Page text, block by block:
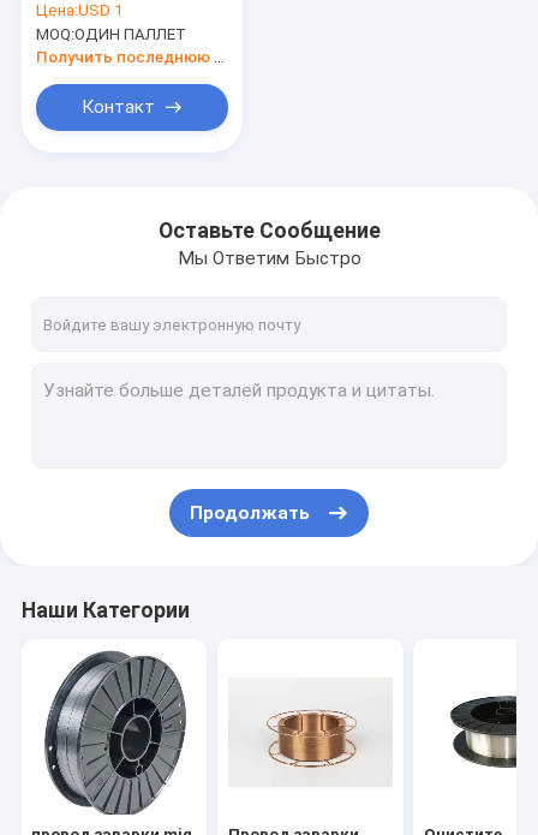
стали ядра 10 Lbs
катышкы E309LT1-1
Цена:USD 1
MOQ:ОДИН ПАЛЛЕТ
Получить последнюю цену
Контакт
Оставьте Сообщение
Мы Ответим Быстро
Продолжать
Наши Категории